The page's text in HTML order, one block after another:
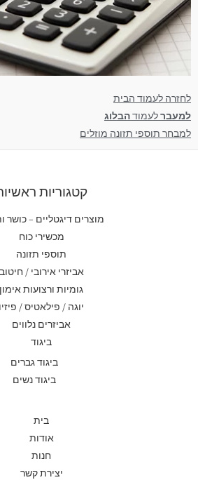
לחזרה לעמוד הבית
למעברלעמודהבלוג
למבחר תוספי תזונה מוזלים
קטגוריות
מוצרים דיגטליים – כושר
מכשירי כוח
תוספי תזונה
אביזרי אירובי / חיטוב
גומיות ורצועות אימון
יוגה / פילאטיס / פיזיו
אביזרים נלווים
ביגוד
ביגוד גברים
ביגוד נשים
בית
אודות
חנות
יצירת קשר